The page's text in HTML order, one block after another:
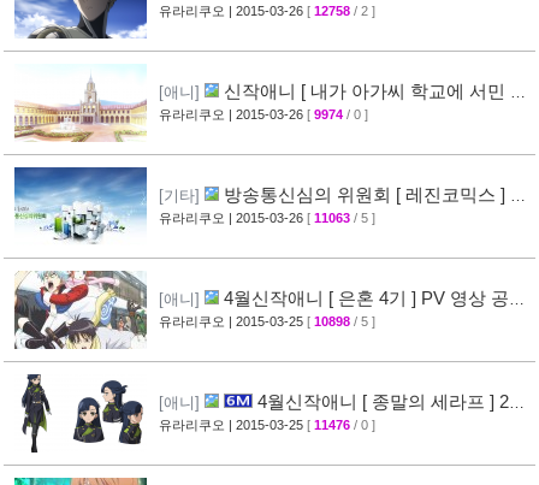
onepunchman ) [49]
유라리쿠오 | 2015-03-26 [ 12758 / 2 ]
[애니]
신작애니 [ 내가 아가씨 학교에 서민 샘
플로 겟츠당한 사건 ] 티저 영상 공개
유라리쿠오 | 2015-03-26 [ 9974 / 0 ]
[기타]
방송통신심의 위원회 [ 레진코믹스 ] 접
속 차단 보류 소식 [51]
유라리쿠오 | 2015-03-26 [ 11063 / 5 ]
[애니]
4월신작애니 [ 은혼 4기 ] PV 영상 공
개 [67]
유라리쿠오 | 2015-03-25 [ 10898 / 5 ]
[애니]
4월신작애니 [ 종말의 세라프 ] 2차
PV 영상 공개 [32]
유라리쿠오 | 2015-03-25 [ 11476 / 0 ]